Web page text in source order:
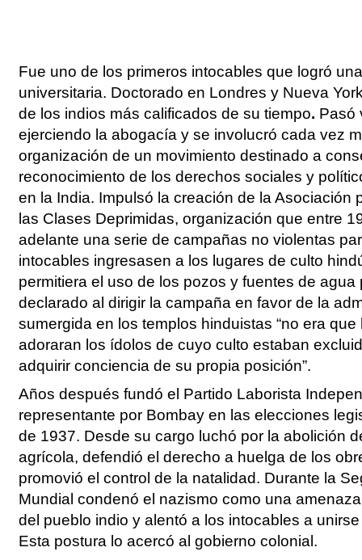
Fue uno de los primeros intocables que logró
universitaria. Doctorado en Londres y Nueva
de los indios más calificados de su tiempo. Pasó
ejerciendo la abogacía y se involucró cada vez
organización de un movimiento destinado a
reconocimiento de los derechos sociales y
en la India. Impulsó la creación de la Asociación
las Clases Deprimidas, organización que entre
adelante una serie de campañas no violentas
intocables ingresasen a los lugares de culto
permitiera el uso de los pozos y fuentes de
declarado al dirigir la campaña en favor de la
sumergida en los templos hinduistas “no era
adoraran los ídolos de cuyo culto estaban
adquirir conciencia de su propia posición”.
Años después fundó el Partido Laborista
representante por Bombay en las elecciones
de 1937. Desde su cargo luchó por la abolición
agrícola, defendió el derecho a huelga de los
promovió el control de la natalidad. Durante la
Mundial condenó el nazismo como una
del pueblo indio y alentó a los intocables a
Esta postura lo acercó al gobierno colonial.